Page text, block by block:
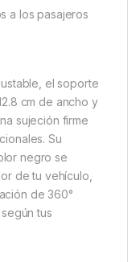
a los pasajeros
el soporte
cm de ancho y
sujeción firme
Su
negro se
de tu vehículo,
de 360°
tus